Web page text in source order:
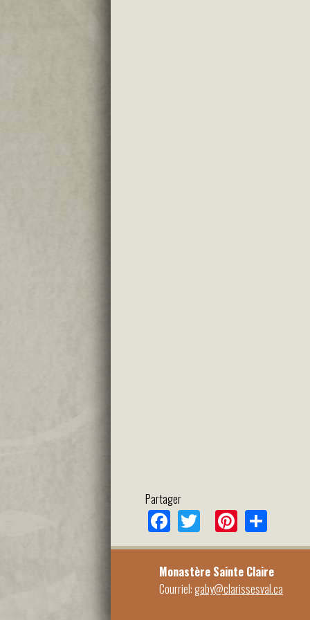
Partager
FacebookTwitter
Monastère Sainte Claire
Courriel:gaby@clarissesval.ca